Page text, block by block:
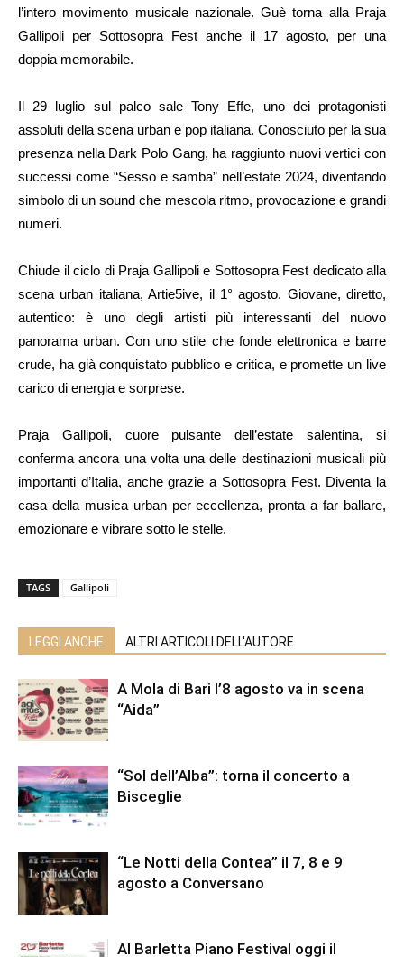
l’intero movimento musicale nazionale. Guè torna alla Praja
Gallipoli per Sottosopra Fest anche il 17 agosto, per una
doppia memorabile.
Il 29 luglio sul palco sale Tony Effe, uno dei protagonisti
assoluti della scena urban e pop italiana. Conosciuto per la sua
presenza nella Dark Polo Gang, ha raggiunto nuovi vertici con
successi come “Sesso e samba” nell’estate 2024, diventando
simbolo di un sound che mescola ritmo, provocazione e grandi
numeri.
Chiude il ciclo di Praja Gallipoli e Sottosopra Fest dedicato alla
scena urban italiana, Artie5ive, il 1° agosto. Giovane, diretto,
autentico: è uno degli artisti più interessanti del nuovo
panorama urban. Con uno stile che fonde elettronica e barre
crude, ha già conquistato pubblico e critica, e promette un live
carico di energia e sorprese.
Praja Gallipoli, cuore pulsante dell’estate salentina, si
conferma ancora una volta una delle destinazioni musicali più
importanti d’Italia, anche grazie a Sottosopra Fest. Diventa la
casa della musica urban per eccellenza, pronta a far ballare,
emozionare e vibrare sotto le stelle.
TAGS Gallipoli
LEGGI ANCHE ALTRI ARTICOLI DELL'AUTORE
A Mola di Bari l’8 agosto va in scena
“Aida”
“Sol dell’Alba”: torna il concerto a
Bisceglie
“Le Notti della Contea” il 7, 8 e 9
agosto a Conversano
Al Barletta Piano Festival oggi il